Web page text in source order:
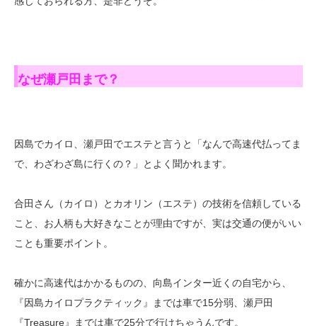
なぜ瀬戸田まで？
因島でカイロ、瀬戸田でエステと言うと「なんで高速代払ってま
で、わざわざ島に行くの？」とよく聞かれます。
合田さん（カイロ）とカオリン（エステ）の技術を信頼している
こと、お人柄も大好きなことが理由ですが、実は交通の便がいい
ことも重要ポイント。
確かに高速代はかかるものの、向島インター近くの自宅から、
『因島カイロプラクティック』までは車で15分弱、瀬戸田
『Treasure』までは車で25分で行けちゃうんです。